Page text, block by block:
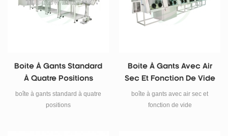
entreprises, les universités coûte
des économies, par le favori du
Boîte À Gants Standard
À Quatre Positions
boîte à gants standard à quatre
positions
Boîte À Gants Avec Air
Sec Et Fonction De Vide
boîte à gants avec air sec et
fonction de vide